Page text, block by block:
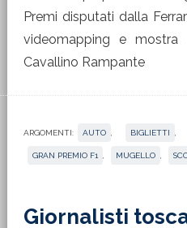
Premi disputati dalla
videomapping e
Cavallino Rampante
ARGOMENTI: AUTO BIGLIETTI
GRAN PREMIO F1 MUGELLO
Giornalisti